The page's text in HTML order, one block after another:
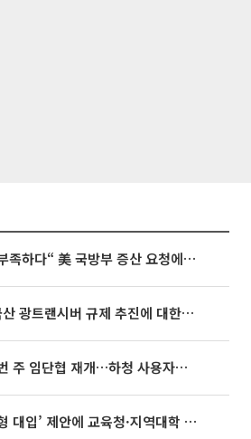
[특징주] “탄약 부족하다“ 美 국방부 증산 요청에⋯국내 방산주 급등세
[특징주] 美 중국산 광트랜시버 규제 추진에 대한광통신 등 광통신株 강세
현대차·기아, 이번 주 임단협 재개…하청 사용자성 재심도 ‘변수’
제안에 교육청·지역대학 서·논술형 입시 연계 '착수'